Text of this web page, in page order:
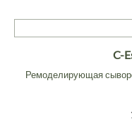
C-
Ремоделирующая